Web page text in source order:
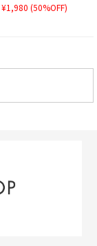
¥1,980 (50%OFF)